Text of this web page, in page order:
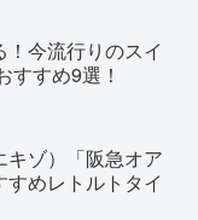
今流行りのスイ
すすめ9選！
キゾ）「阪急オア
めレトルトタイ